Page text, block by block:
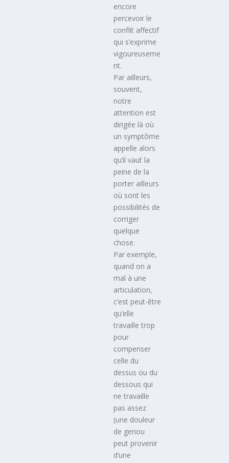
encore
percevoir le
conflit affectif
qui s’exprime
vigoureuseme
nt.
Par ailleurs,
souvent,
notre
attention est
dirigée là où
un symptôme
appelle alors
qu’il vaut la
peine de la
porter ailleurs
où sont les
possibilités de
corriger
quelque
chose.
Par exemple,
quand on a
mal à une
articulation,
c’est peut-être
qu’elle
travaille trop
pour
compenser
celle du
dessus ou du
dessous qui
ne travaille
pas assez
(une douleur
de genou
peut provenir
d’une